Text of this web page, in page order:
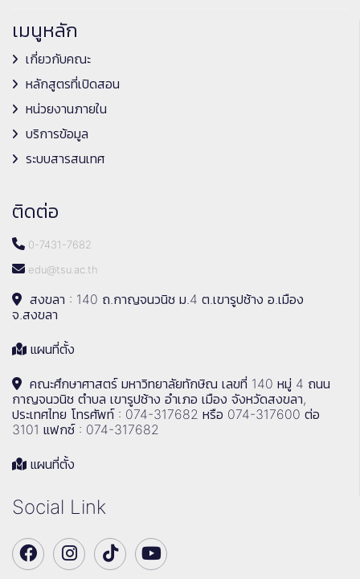
เมนูหลัก
เกี่ยวกับคณะ
หลักสูตรที่เปิดสอน
หน่วยงานภายใน
บริการข้อมูล
ระบบสารสนเทศ
ติดต่อ
0-7431-7682
edu@tsu.ac.th
สงขลา : 140 ถ.กาญจนวนิช ม.4 ต.เขารูปช้าง อ.เมือง
จ.สงขลา
แผนที่ตั้ง
คณะศึกษาศาสตร์ มหาวิทยาลัยทักษิณ เลขที่ 140 หมู่ 4 ถนน
กาญจนวนิช ตำบล เขารูปช้าง อำเภอ เมือง จังหวัดสงขลา,
ประเทศไทย โทรศัพท์ : 074-317682 หรือ 074-317600 ต่อ
3101 แฟกซ์ : 074-317682
แผนที่ตั้ง
Social Link